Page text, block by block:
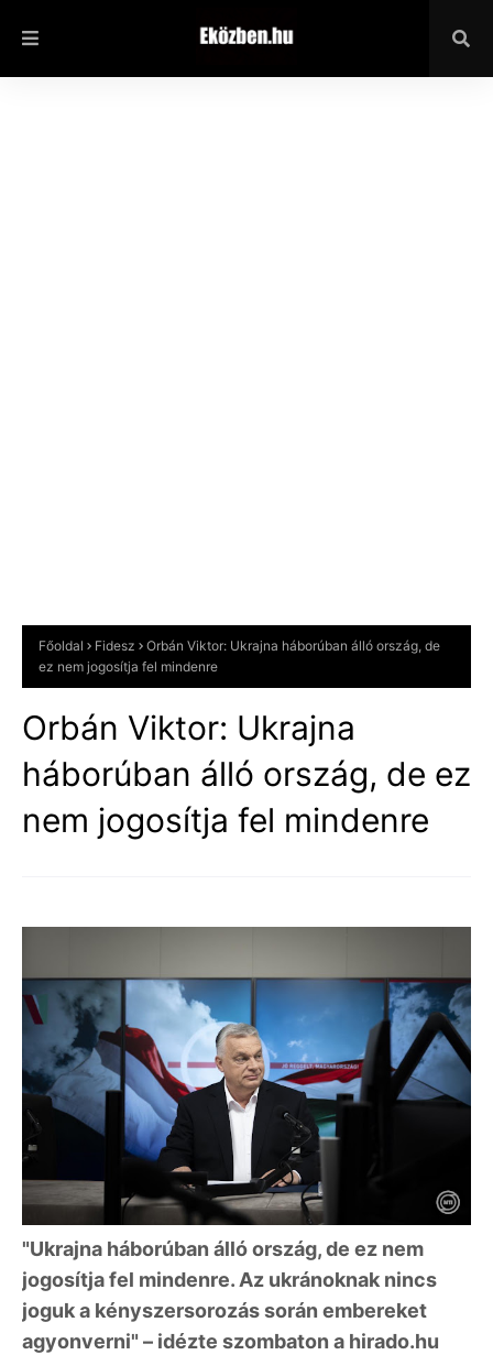
Főoldal Fidesz
Orbán Viktor: Ukrajna háborúban álló ország, de
ez nem jogosítja fel mindenre
Orbán Viktor: Ukrajna
háborúban álló ország, de ez
nem jogosítja fel mindenre
"Ukrajna háborúban álló ország, de ez nem
jogosítja fel mindenre. Az ukránoknak nincs
joguk a kényszersorozás során embereket
agyonverni" – idézte szombaton a hirado.hu